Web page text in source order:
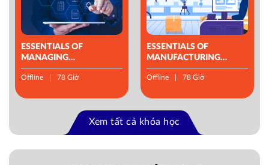
ESSENTIALS OF
MANAGING
OPERATIONS
Offline 78 Giờ
ESSENTIALS OF
MANUFACTURING
MANAGEMENT
Offline 78 Giờ
Xem tất cả khóa học